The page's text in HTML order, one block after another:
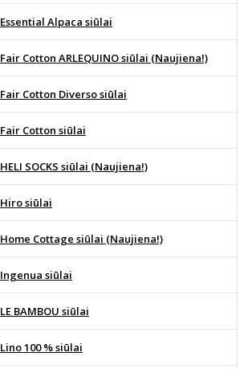
Essential Alpaca siūlai
Fair Cotton ARLEQUINO siūlai (Naujiena!)
Fair Cotton Diverso siūlai
Fair Cotton siūlai
HELI SOCKS siūlai (Naujiena!)
Hiro siūlai
Home Cottage siūlai (Naujiena!)
Ingenua siūlai
LE BAMBOU siūlai
Lino 100 % siūlai